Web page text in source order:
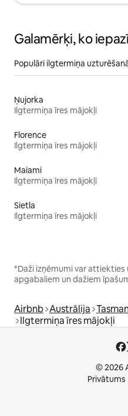
Galamērķi, ko
Populāri ilgtermiņa
Ņujorka
Ilgtermiņa īres mājokļi
Florence
Ilgtermiņa īres mājokļi
Maiami
Ilgtermiņa īres mājokļi
Sietla
Ilgtermiņa īres mājokļi
*Daži izņēmumi var
apgabaliem un dažiem
Airbnb Austrālija
Ilgtermiņa īres mājokļi
© 2026
Privātums